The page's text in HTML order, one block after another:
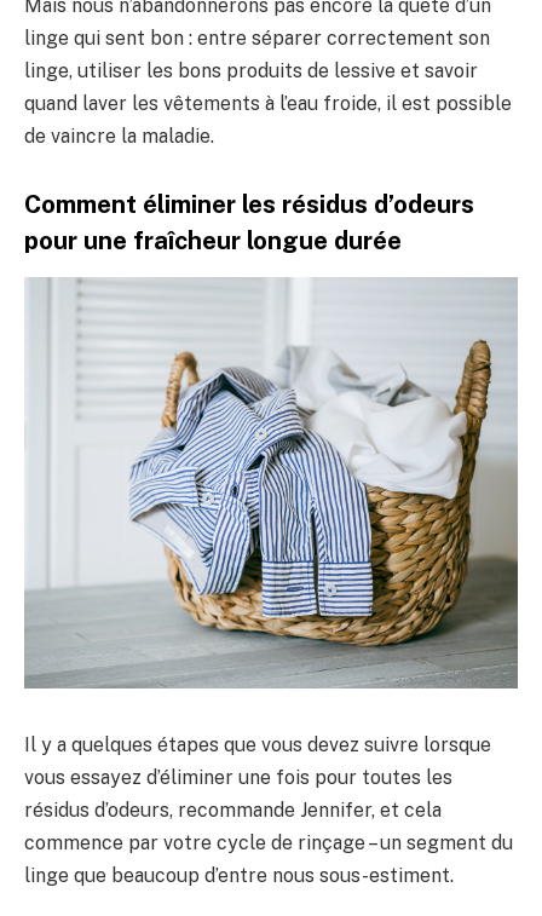
Mais nous n’abandonnerons pas encore la quête d’un
linge qui sent bon : entre séparer correctement son
linge, utiliser les bons produits de lessive et savoir
quand laver les vêtements à l’eau froide, il est possible
de vaincre la maladie.
Comment éliminer les résidus d’odeurs
pour une fraîcheur longue durée
Il y a quelques étapes que vous devez suivre lorsque
vous essayez d’éliminer une fois pour toutes les
résidus d’odeurs, recommande Jennifer, et cela
commence par votre cycle de rinçage – un segment du
linge que beaucoup d’entre nous sous-estiment.